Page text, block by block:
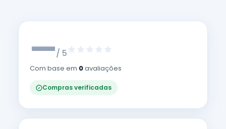
—/ 5
Com base em 0avaliações
Compras verificadas